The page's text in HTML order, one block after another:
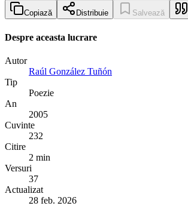
Copiază Distribuie Salvează
Despre aceasta lucrare
Autor
Raúl González Tuñón
Tip
Poezie
An
2005
Cuvinte
232
Citire
2 min
Versuri
37
Actualizat
28 feb. 2026